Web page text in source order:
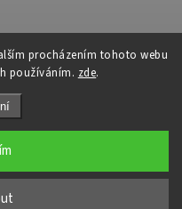
procházením tohoto webu
používáním. zde.
práva vyhrazena.
cookies